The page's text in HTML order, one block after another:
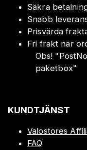
Säkra
Snabb
Prisvärda
Fri frakt när
Obs! "
paketbox"
KUNDTJÄNST
Valostores
FAQ